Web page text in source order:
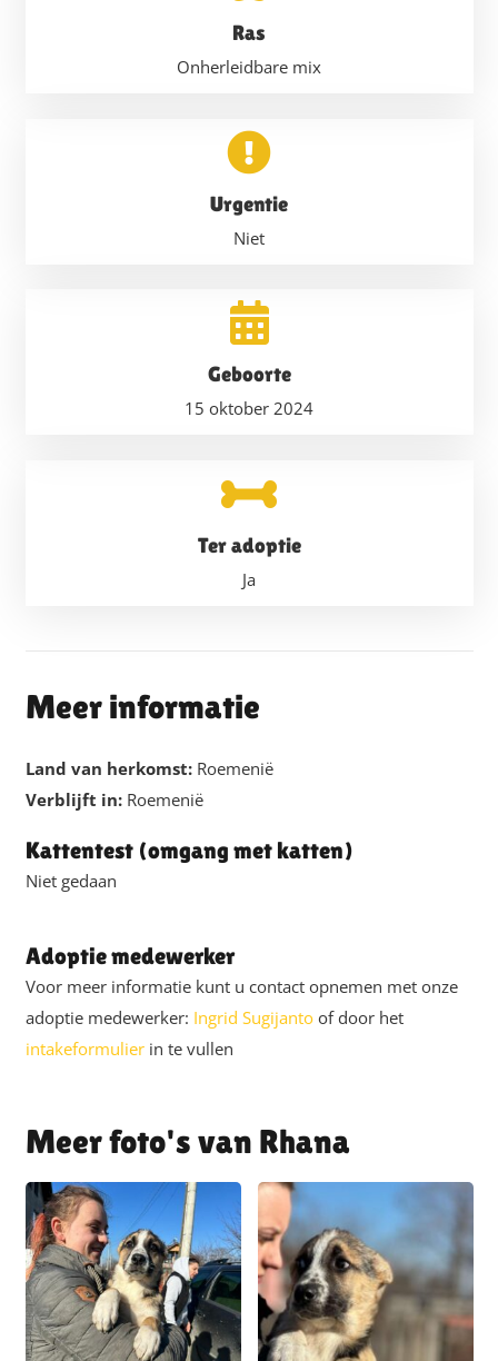
Ras
Onherleidbare mix
Urgentie
Niet
Geboorte
15 oktober 2024
Ter adoptie
Ja
Meer informatie
Land van herkomst: Roemenië
Verblijft in: Roemenië
Kattentest (omgang met katten)
Niet gedaan
Adoptie medewerker
Voor meer informatie kunt u contact opnemen met onze
adoptie medewerker: Ingrid Sugijantoof door het
intakeformulierin te vullen
Rhana